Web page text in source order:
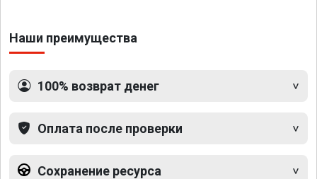
Наши преимущества
100% возврат денег
Оплата после проверки
Сохранение ресурса